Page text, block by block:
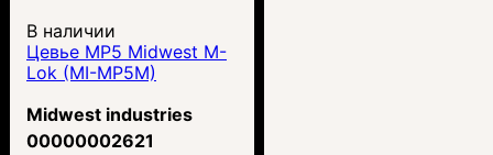
В наличии
Цевье MP5 Midwest M-
Lok (MI-MP5M)
Midwest industries
00000002621